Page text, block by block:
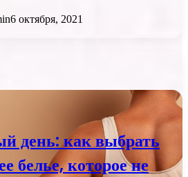
6 октября, 2021
день: как выбрать
белье, которое не